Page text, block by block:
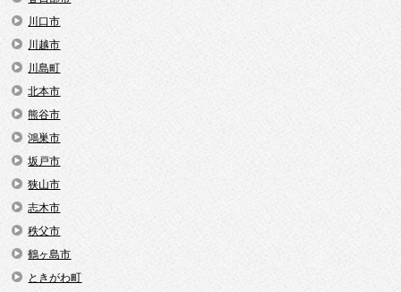
川口市
川越市
川島町
北本市
熊谷市
鴻巣市
坂戸市
狭山市
志木市
秩父市
鶴ヶ島市
ときがわ町